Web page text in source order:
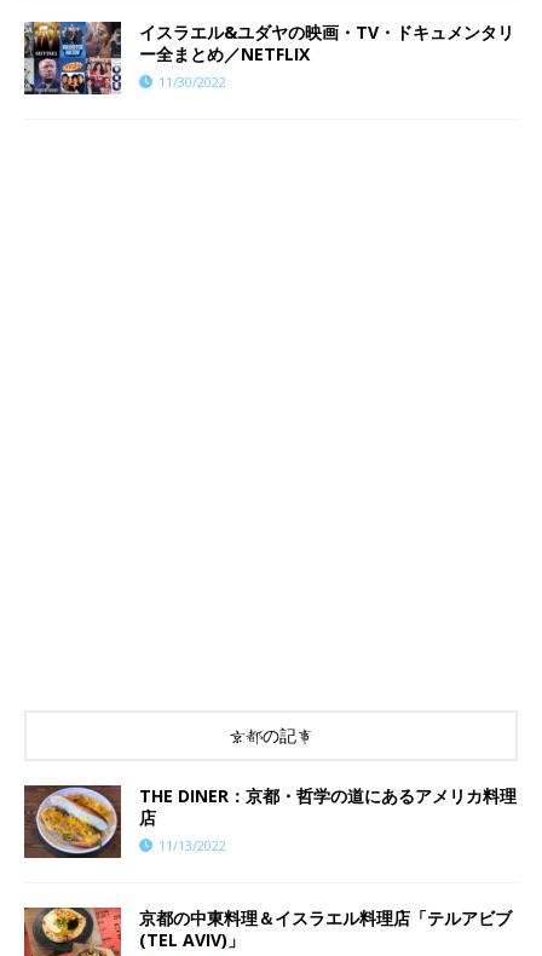
イスラエル&ユダヤの映画・TV・ドキュメンタリ
ー全まとめ／NETFLIX
11/30/2022
京都の記事
THE DINER：京都・哲学の道にあるアメリカ料理
店
11/13/2022
京都の中東料理＆イスラエル料理店「テルアビブ
(TEL AVIV)」